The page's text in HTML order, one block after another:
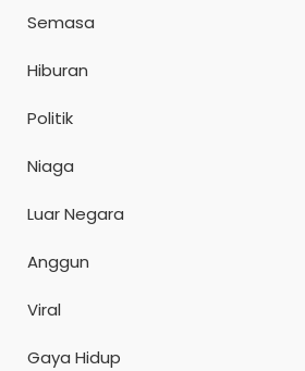
Semasa
Hiburan
Politik
Niaga
Luar Negara
Anggun
Viral
Gaya Hidup